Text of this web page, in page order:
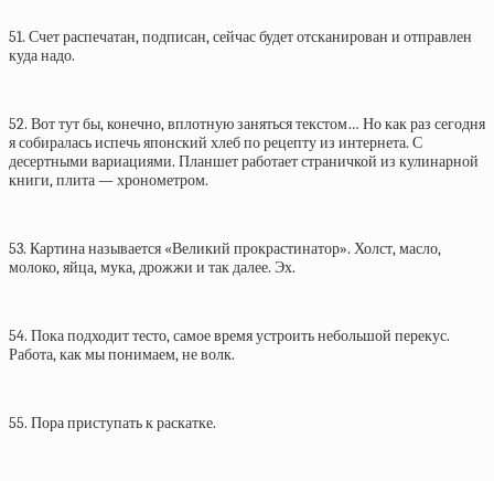
51. Счет распечатан, подписан, сейчас будет отсканирован и отправлен
куда надо.
52. Вот тут бы, конечно, вплотную заняться текстом… Но как раз сегодня
я собиралась испечь японский хлеб по рецепту из интернета. С
десертными вариациями. Планшет работает страничкой из кулинарной
книги, плита — хронометром.
53. Картина называется «Великий прокрастинатор». Холст, масло,
молоко, яйца, мука, дрожжи и так далее. Эх.
54. Пока подходит тесто, самое время устроить небольшой перекус.
Работа, как мы понимаем, не волк.
55. Пора приступать к раскатке.